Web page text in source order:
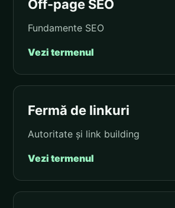
Off-page SEO
Fundamente SEO
Vezi termenul
Fermă de linkuri
Autoritate și link building
Vezi termenul